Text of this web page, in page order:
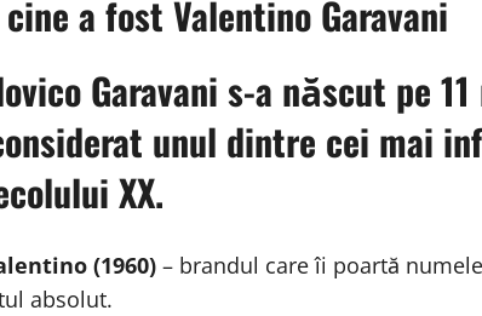
a fost Valentino Garavani
Garavani s-a născut pe
unul dintre cei mai
XX.
(1960) – brandul care îi poartă
absolut.